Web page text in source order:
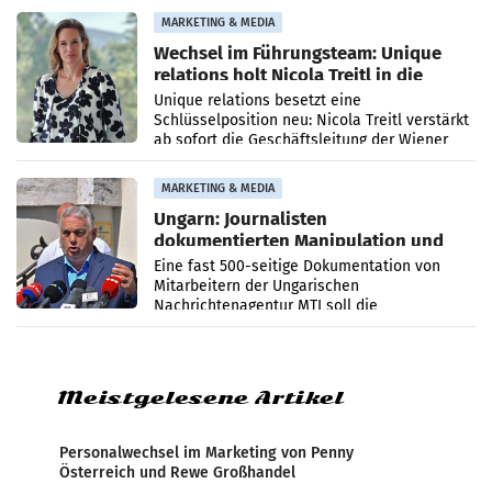
MARKETING & MEDIA
Wechsel im Führungsteam: Unique
relations holt Nicola Treitl in die
Geschäftsleitung
Unique relations besetzt eine
Schlüsselposition neu: Nicola Treitl verstärkt
ab sofort die Geschäftsleitung der Wiener
PR-Agentur an der Seite von Josef Kalina und
Anna Kalina-Mahr.
MARKETING & MEDIA
Ungarn: Journalisten
dokumentierten Manipulation und
Zensur
Eine fast 500-seitige Dokumentation von
Mitarbeitern der Ungarischen
Nachrichtenagentur MTI soll die
systematische Nachrichten-Manipulation und
Meistgelesene Artikel
Personalwechsel im Marketing von Penny
Österreich und Rewe Großhandel